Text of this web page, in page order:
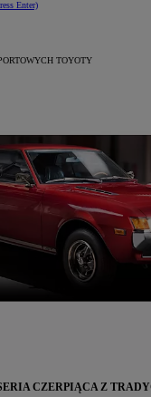
Enter)
TOYOTY
CZERPIĄCA Z